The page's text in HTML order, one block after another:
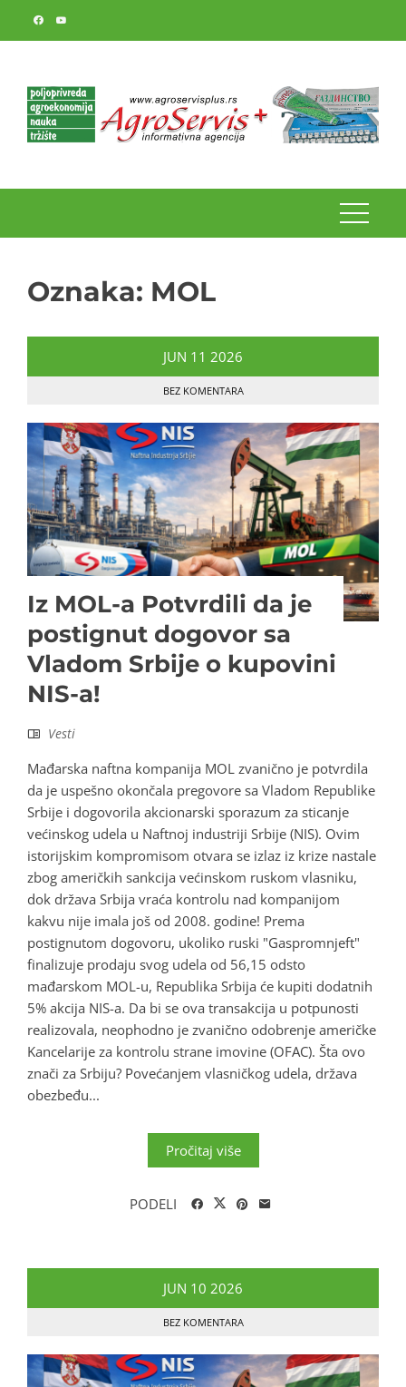
Oznaka: MOL
JUN 11 2026
BEZ KOMENTARA
Iz MOL-a Potvrdili da je
postignut dogovor sa
Vladom Srbije o kupovini
NIS-a!
Vesti
Mađarska naftna kompanija MOL zvanično je potvrdila
da je uspešno okončala pregovore sa Vladom Republike
Srbije i dogovorila akcionarski sporazum za sticanje
većinskog udela u Naftnoj industriji Srbije (NIS). Ovim
istorijskim kompromisom otvara se izlaz iz krize nastale
zbog američkih sankcija većinskom ruskom vlasniku,
dok država Srbija vraća kontrolu nad kompanijom
kakvu nije imala još od 2008. godine! Prema
postignutom dogovoru, ukoliko ruski "Gaspromnjeft"
finalizuje prodaju svog udela od 56,15 odsto
mađarskom MOL-u, Republika Srbija će kupiti dodatnih
5% akcija NIS-a. Da bi se ova transakcija u potpunosti
realizovala, neophodno je zvanično odobrenje američke
Kancelarije za kontrolu strane imovine (OFAC). Šta ovo
znači za Srbiju? Povećanjem vlasničkog udela, država
obezbeđu...
Pročitaj više
PODELI
JUN 10 2026
BEZ KOMENTARA